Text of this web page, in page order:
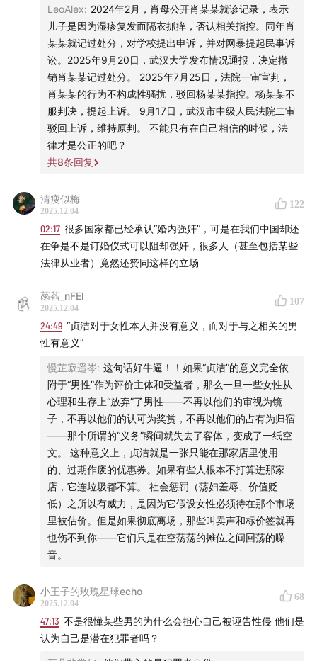
法国的“历史性胜利”
各个国家对性犯罪的规定变迁
否定同意标准：女方明确表示否定后，才认定为强奸
积极同意标准：除非女方明确表示同意，否则会认
定为强奸
23:59 法律保护性自主权还是贞洁？
相同的行为，男性和女性可能有不同理解
我们比很多国家落后
“我国司法相当保守的立场，竟然被很多人认为太激
制度进步要考虑最大公约数
女性报案后，会经历什么？
为何性骚扰案件中，原告胜诉很难？
性骚扰案件中，满足哪些条件，才会认定原告胜
39:28 受害者能得到多少赔偿？
具体案件概括
LeoAlex: 2024年2月，肖母公开肖某某就诊记录，表示
儿子是因为湿疹复发而隔衣抓痒，否认相关指控。同年肖
某某就记过处分，对学校提出申诉，并对网暴提起民事诉
讼。2025年9月20日，武汉大学发布情况通报，决定撤
销肖某某记过处分。 2025年7月25日，法院一审宣判，
肖某某的行为不构成性骚扰，驳回杨某某指控。杨某某不
服判决，提起上诉。 9月17日，武汉市中级人民法院二审
驳回上诉，维持原判。 不能只有在自己相信的时候，法
律才是公正的吧？
共8条回复
清瘦似梅
2025.12.04
122
02:17 很多国家都已经承认“婚内强奸”，可是在我们中国却还
在争是不是订婚仪式可以阻却强奸，很多人（甚至包括某些
法律从业者）竟然还赞同这样的立场
菡萏_nFEl
2025.12.04
107
24:49 “贞洁对于女性本人并没有意义，而对于与之相关的男
性有意义”
慢芷寂遥岑: 这句话好牛逼！！如果“贞洁”的意义完全依
附于“男性”作为评价主体和受益者，那么一旦一些女性从
心理和生存上“放弃”了男性——不再以他们的审视为镜
子，不再以他们的认可为奖赏，不再以他们的占有为归宿
——那个所谓的“义务”瞬间就失去了客体，变成了一纸空
文。 这种意义上，贞洁就是一张只能在那家店里使用
的、过期作废的优惠券。如果有些人根本不打算进那家
店，它连垃圾都不算。 社会惩罚（荡妇羞辱、价值贬
低）之所以有威力，是因为它假设女性必须待在那个市场
里被估价。但是如果彻底离场，那些叫卖声和标价签就再
也伤不到你——它们只是在空荡荡的摊位之间回荡的噪
音。
小王子的玫瑰星球echo
2025.12.04
68
47:13 不是很懂某些男的为什么会担心自己被诬告性侵 他们是
认为自己是潜在犯罪者吗？